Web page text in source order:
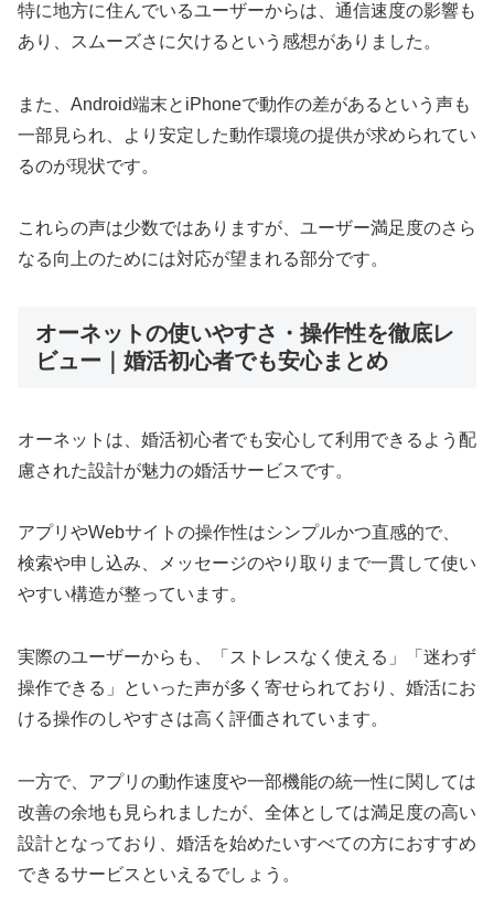
特に地方に住んでいるユーザーからは、通信速度の影響も
あり、スムーズさに欠けるという感想がありました。
また、Android端末とiPhoneで動作の差があるという声も
一部見られ、より安定した動作環境の提供が求められてい
るのが現状です。
これらの声は少数ではありますが、ユーザー満足度のさら
なる向上のためには対応が望まれる部分です。
オーネットの使いやすさ・操作性を徹底レ
ビュー｜婚活初心者でも安心まとめ
オーネットは、婚活初心者でも安心して利用できるよう配
慮された設計が魅力の婚活サービスです。
アプリやWebサイトの操作性はシンプルかつ直感的で、
検索や申し込み、メッセージのやり取りまで一貫して使い
やすい構造が整っています。
実際のユーザーからも、「ストレスなく使える」「迷わず
操作できる」といった声が多く寄せられており、婚活にお
ける操作のしやすさは高く評価されています。
一方で、アプリの動作速度や一部機能の統一性に関しては
改善の余地も見られましたが、全体としては満足度の高い
設計となっており、婚活を始めたいすべての方におすすめ
できるサービスといえるでしょう。